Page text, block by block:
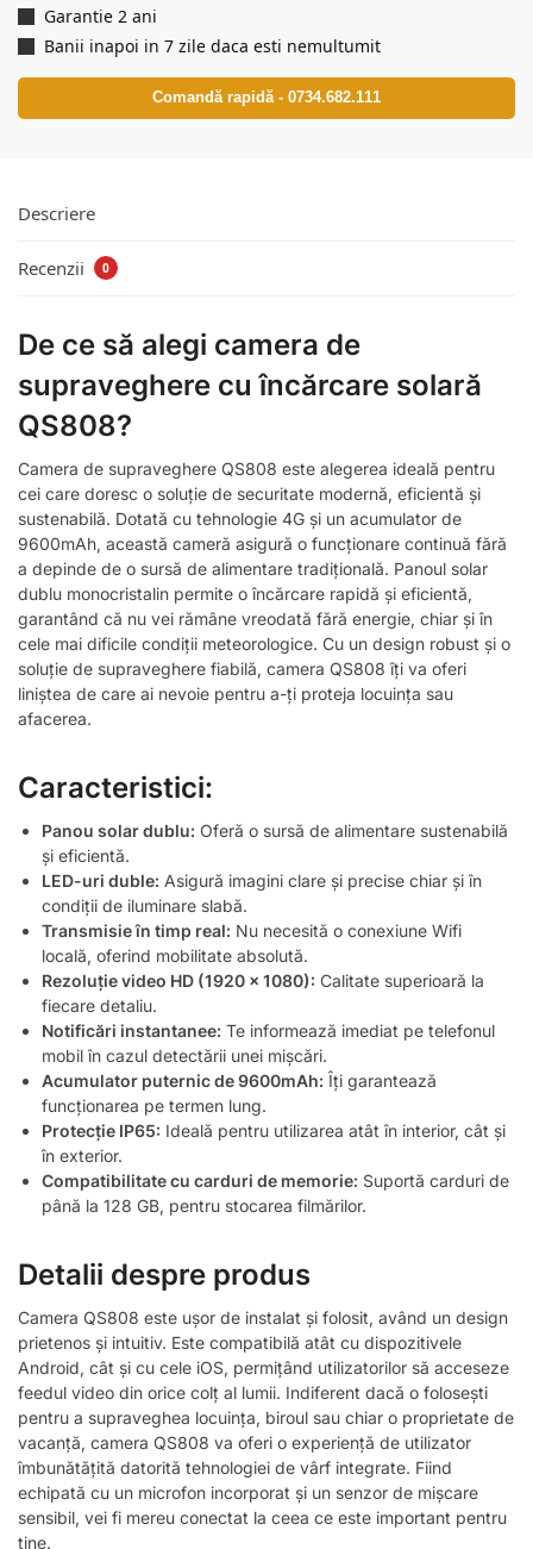
Garantie 2 ani
Banii inapoi in 7 zile daca esti nemultumit
Comandă rapidă - 0734.682.111
Descriere
Recenzii 0
De ce să alegi camera de
supraveghere cu încărcare solară
QS808?
Camera de supraveghere QS808 este alegerea ideală pentru
cei care doresc o soluție de securitate modernă, eficientă și
sustenabilă. Dotată cu tehnologie 4G și un acumulator de
9600mAh, această cameră asigură o funcționare continuă fără
a depinde de o sursă de alimentare tradițională. Panoul solar
dublu monocristalin permite o încărcare rapidă și eficientă,
garantând că nu vei rămâne vreodată fără energie, chiar și în
cele mai dificile condiții meteorologice. Cu un design robust și o
soluție de supraveghere fiabilă, camera QS808 îți va oferi
liniștea de care ai nevoie pentru a-ți proteja locuința sau
afacerea.
Caracteristici:
Panou solar dublu: Oferă o sursă de alimentare sustenabilă
și eficientă.
LED-uri duble: Asigură imagini clare și precise chiar și în
condiții de iluminare slabă.
Transmisie în timp real: Nu necesită o conexiune Wifi
locală, oferind mobilitate absolută.
Rezoluție video HD (1920 x 1080): Calitate superioară la
fiecare detaliu.
Notificări instantanee: Te informează imediat pe telefonul
mobil în cazul detectării unei mișcări.
Acumulator puternic de 9600mAh: Îți garantează
funcționarea pe termen lung.
Protecție IP65: Ideală pentru utilizarea atât în interior, cât și
în exterior.
Compatibilitate cu carduri de memorie: Suportă carduri de
până la 128 GB, pentru stocarea filmărilor.
Detalii despre produs
Camera QS808 este ușor de instalat și folosit, având un design
prietenos și intuitiv. Este compatibilă atât cu dispozitivele
Android, cât și cu cele iOS, permițând utilizatorilor să acceseze
feedul video din orice colț al lumii. Indiferent dacă o folosești
pentru a supraveghea locuința, biroul sau chiar o proprietate de
vacanță, camera QS808 va oferi o experiență de utilizator
îmbunătățită datorită tehnologiei de vârf integrate. Fiind
echipată cu un microfon incorporat și un senzor de mișcare
sensibil, vei fi mereu conectat la ceea ce este important pentru
tine.